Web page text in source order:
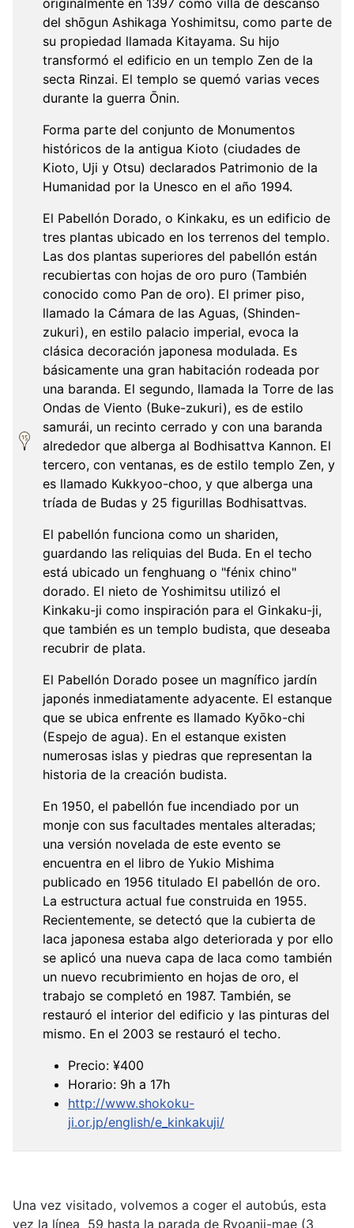
del shōgun Ashikaga Yoshimitsu, como parte de
su propiedad llamada Kitayama. Su hijo
transformó el edificio en un templo Zen de la
secta Rinzai. El templo se quemó varias veces
durante la guerra Ōnin.
Forma parte del conjunto de Monumentos
históricos de la antigua Kioto (ciudades de
Kioto, Uji y Otsu) declarados Patrimonio de la
Humanidad por la Unesco en el año 1994.
El Pabellón Dorado, o Kinkaku, es un edificio de
tres plantas ubicado en los terrenos del templo.
Las dos plantas superiores del pabellón están
recubiertas con hojas de oro puro (También
conocido como Pan de oro). El primer piso,
llamado la Cámara de las Aguas, (Shinden-
zukuri), en estilo palacio imperial, evoca la
clásica decoración japonesa modulada. Es
básicamente una gran habitación rodeada por
una baranda. El segundo, llamada la Torre de las
Ondas de Viento (Buke-zukuri), es de estilo
samurái, un recinto cerrado y con una baranda
alrededor que alberga al Bodhisattva Kannon. El
tercero, con ventanas, es de estilo templo Zen, y
es llamado Kukkyoo-choo, y que alberga una
tríada de Budas y 25 figurillas Bodhisattvas.
El pabellón funciona como un shariden,
guardando las reliquias del Buda. En el techo
está ubicado un fenghuang o "fénix chino"
dorado. El nieto de Yoshimitsu utilizó el
Kinkaku-ji como inspiración para el Ginkaku-ji,
que también es un templo budista, que deseaba
recubrir de plata.
El Pabellón Dorado posee un magnífico jardín
japonés inmediatamente adyacente. El estanque
que se ubica enfrente es llamado Kyōko-chi
(Espejo de agua). En el estanque existen
numerosas islas y piedras que representan la
historia de la creación budista.
En 1950, el pabellón fue incendiado por un
monje con sus facultades mentales alteradas;
una versión novelada de este evento se
encuentra en el libro de Yukio Mishima
publicado en 1956 titulado El pabellón de oro.
La estructura actual fue construida en 1955.
Recientemente, se detectó que la cubierta de
laca japonesa estaba algo deteriorada y por ello
se aplicó una nueva capa de laca como también
un nuevo recubrimiento en hojas de oro, el
trabajo se completó en 1987. También, se
restauró el interior del edificio y las pinturas del
mismo. En el 2003 se restauró el techo.
Precio: ¥400
Horario: 9h a 17h
http://www.shokoku-
ji.or.jp/english/e_kinkakuji/
Una vez visitado, volvemos a coger el autobús, esta
vez la línea 59 hasta la parada de Ryoanji-mae (3